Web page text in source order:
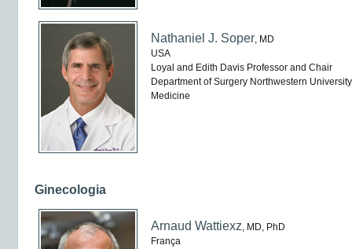
Nathaniel J. Soper, MD
USA
Loyal and Edith Davis Professor and Chair
Department of Surgery Northwestern
Medicine
Ginecologia
Arnaud Wattiexz, MD, PhD
França